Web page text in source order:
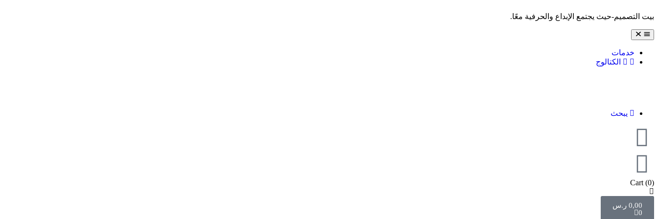
بيت التصميم-حيث يجتمع الإبداع والحرفية معًا.
خدمات
الكتالوج
يبحث
Cart (0)
0,00 ر.س
0